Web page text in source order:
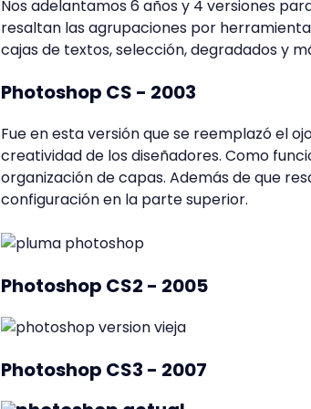
Nos adelantamos 6 años y 4 versiones
resaltan las agrupaciones por
cajas de textos, selección, degradados y
Photoshop CS - 2003
Fue en esta versión que se reemplazó el
creatividad de los diseñadores. Como
organización de capas. Además de que
configuración en la parte superior.
Photoshop CS2 - 2005
Photoshop CS3 - 2007